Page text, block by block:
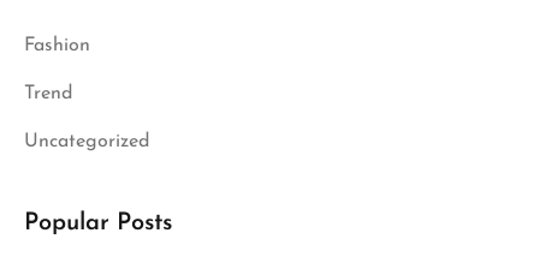
Fashion
Trend
Uncategorized
Popular Posts